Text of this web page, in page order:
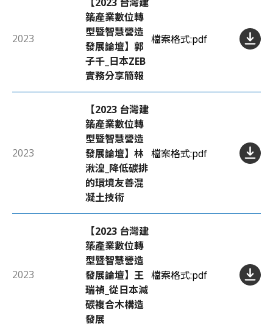
2023
築產業數位轉
型暨智慧營造
發展論壇】郭
子千_日本ZEB
實務分享簡報
檔案格式:pdf
2023
【2023 台灣建
築產業數位轉
型暨智慧營造
發展論壇】林
湫湟_降低碳排
的環境友善混
凝土技術
檔案格式:pdf
2023
【2023 台灣建
築產業數位轉
型暨智慧營造
發展論壇】王
瑞禎_從日本減
碳複合木構造
發展
檔案格式:pdf